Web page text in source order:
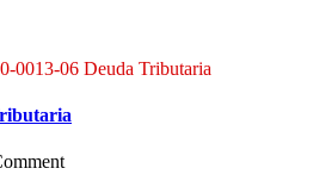
0013-06 Deuda Tributaria